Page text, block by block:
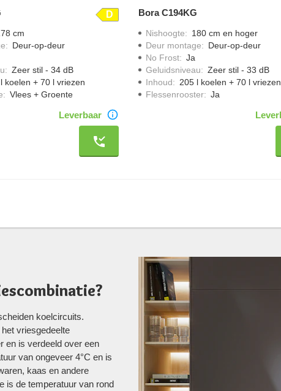
D
cm
: Deur-op-deur
: Zeer stil - 34 dB
koelen + 70 l vriezen
: Vlees + Groente
Leverbaar
Bora C194KG
Nishoogte: 180 cm en hoger
Deur montage: Deur-op-deur
No Frost: Ja
Geluidsniveau: Zeer stil - 33 dB
Inhoud: 205 l koelen + 70 l vriezen
Flessenrooster: Ja
koelcircuits.
vriesgedeelte
en is verdeeld over een
van ongeveer 4°C en is
kaas en andere
is de temperatuur van rond